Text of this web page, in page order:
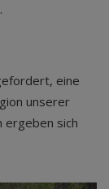
eine
unserer
ergeben sich